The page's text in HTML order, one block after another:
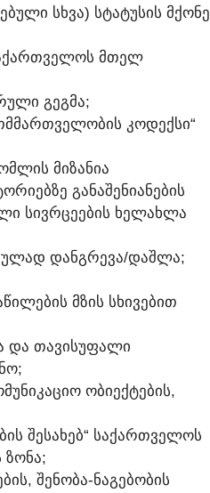
ᲡᲮᲕᲐ) ᲡᲢᲐᲢᲣᲡᲘᲡ ᲛᲥᲝᲜᲔ
ᲛᲗᲔᲚ
ᲒᲔᲒᲛᲐ;
ᲙᲝᲓᲔᲥᲡᲘ“
ᲛᲘᲖᲐᲜᲘᲐ
ᲒᲐᲜᲐᲨᲔᲜᲘᲐᲜᲔᲑᲘᲡ
ᲡᲘᲕᲠᲪᲔᲔᲑᲘᲡ ᲮᲔᲚᲐᲮᲚᲐ
ᲓᲐᲜᲒᲠᲔᲕᲐ/ᲓᲐᲨᲚᲐ;
ᲛᲖᲘᲡ ᲡᲮᲘᲕᲔᲑᲘᲗ
ᲓᲐ ᲗᲐᲕᲘᲡᲣᲤᲐᲚᲘ
ᲝᲑᲘᲔᲥᲢᲔᲑᲘᲡ,
ᲨᲔᲡᲐᲮᲔᲑ“ ᲡᲐᲥᲐᲠᲗᲕᲔᲚᲝᲡ
ᲖᲝᲜᲐ;
ᲨᲔᲜᲝᲑᲐ-ᲜᲐᲒᲔᲑᲝᲑᲘᲡ